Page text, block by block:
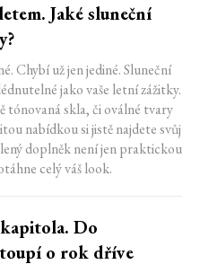
Jaké sluneční
Chybí už jen jediné. Sluneční
jako vaše letní zážitky.
tónovaná skla, či oválné tvary
nabídkou si jistě najdete svůj
doplněk není jen praktickou
celý váš look.
Do
o rok dříve